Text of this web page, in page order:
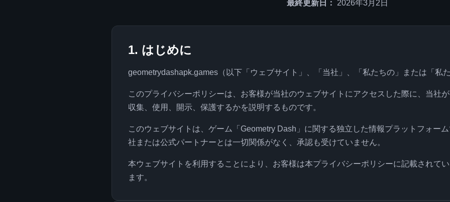
最終更新日： 2026年3月2日
1. はじめに
geometrydashapk.games（以下「ウェブサイト」、「当社」、「私たちの」または「私
このプライバシーポリシーは、お客様が当社のウェブサイトにアクセスした際に、当社
収集、使用、開示、保護するかを説明するものです。
このウェブサイトは、ゲーム「Geometry Dash」に関する独立した情報プラットフォー
社または公式パートナーとは一切関係がなく、承認も受けていません。
本ウェブサイトを利用することにより、お客様は本プライバシーポリシーに記載されて
ます。